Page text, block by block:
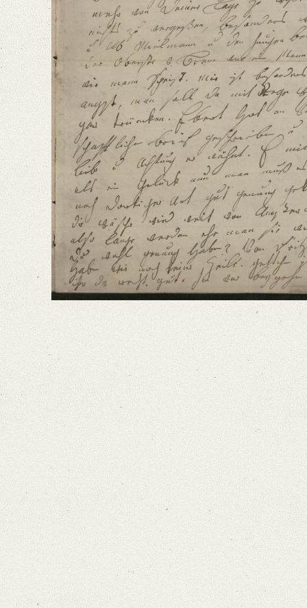
Wir Haben uns recht sehr gefreut, daß Du gesund u wohlbehalten an
Language
German
Editors
Bamberg, Claudia
Varwig, Olivia